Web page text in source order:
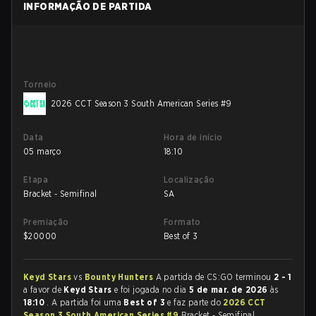
INFORMAÇÃO DE PARTIDA
Torneio
2026 CCT Season 3 South American Series #9
Data
05 março
Hora de início
18:10
Etapa
Bracket - Semifinal
Localização
SA
Premiação
$20000
Formato
Best of 3
Keyd Starsvs Bounty Hunters A partida de CS:GO terminou 2 - 1
a favor de Keyd Stars e foi jogada no dia 5 de mar. de 2026às
18:10 . A partida foi uma Best of 3e faz parte do 2026 CCT